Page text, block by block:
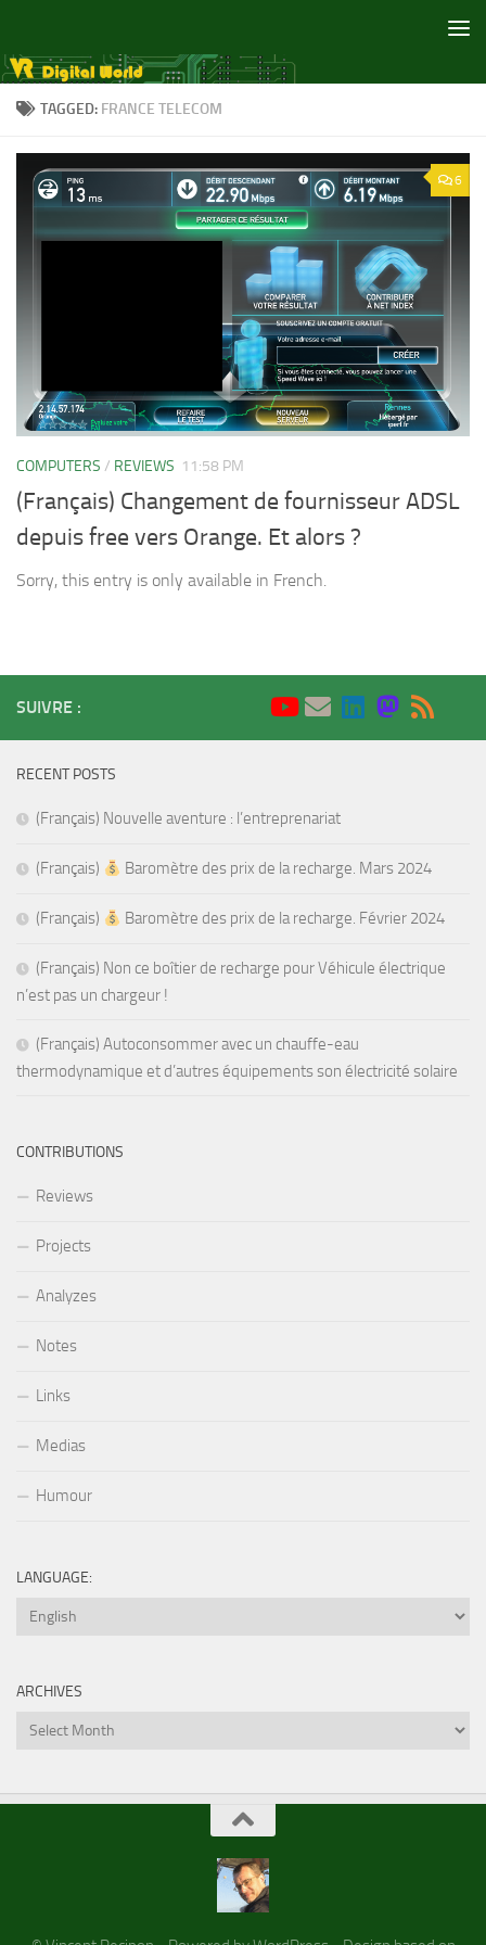
TAGGED: FRANCE TELECOM
6
COMPUTERS / REVIEWS 11:58 PM
(Français) Changement de fournisseur ADSL
depuis free vers Orange. Et alors ?
Sorry, this entry is only available in French.
SUIVRE :
RECENT POSTS
(Français) Nouvelle aventure : l’entreprenariat
(Français) Baromètre des prix de la recharge. Mars 2024
(Français) Baromètre des prix de la recharge. Février 2024
(Français) Non ce boîtier de recharge pour Véhicule électrique
n’est pas un chargeur !
(Français) Autoconsommer avec un chauffe-eau
thermodynamique et d’autres équipements son électricité solaire
CONTRIBUTIONS
Reviews
Projects
Analyzes
Notes
Links
Medias
Humour
LANGUAGE:
ARCHIVES
Archives